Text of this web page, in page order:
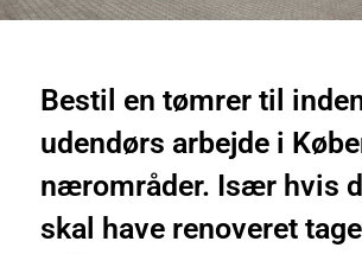
Bestil en tømrer til
udendørs arbejde i
nærområder. Især hvis
skal have renoveret